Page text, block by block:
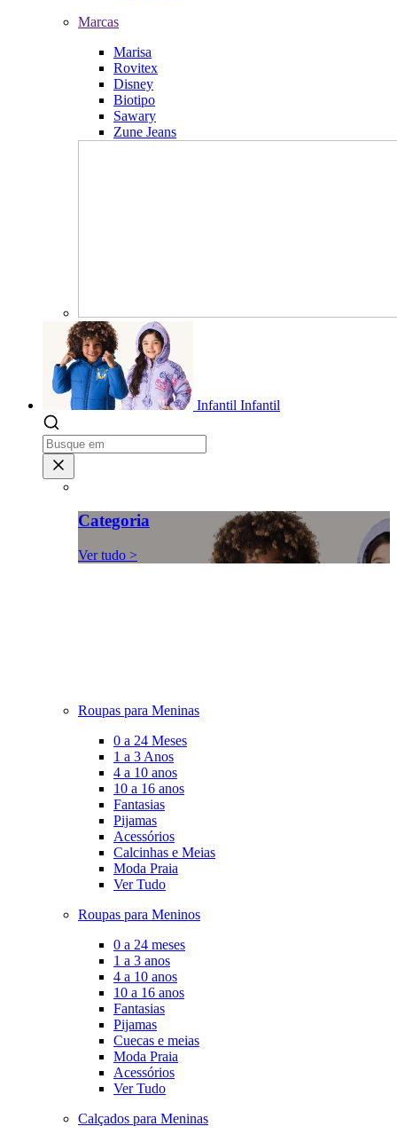
Marcas
Marisa
Rovitex
Disney
Biotipo
Sawary
Zune Jeans
Infantil Infantil
Categoria
Ver tudo >
Roupas para Meninas
0 a 24 Meses
1 a 3 Anos
4 a 10 anos
10 a 16 anos
Fantasias
Pijamas
Acessórios
Calcinhas e Meias
Moda Praia
Ver Tudo
Roupas para Meninos
0 a 24 meses
1 a 3 anos
4 a 10 anos
10 a 16 anos
Fantasias
Pijamas
Cuecas e meias
Moda Praia
Acessórios
Ver Tudo
Calçados para Meninas